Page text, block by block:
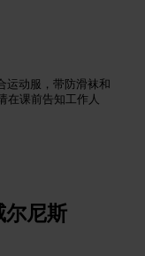
运动服，带防滑袜和
在课前告知工作人
尼斯